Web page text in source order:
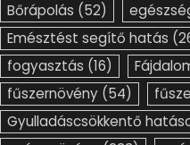
Bőrápolás (52)
Emésztést segítő hatás
fogyasztás (16)
fűszernövény (54)
Gyulladáscsökkentő